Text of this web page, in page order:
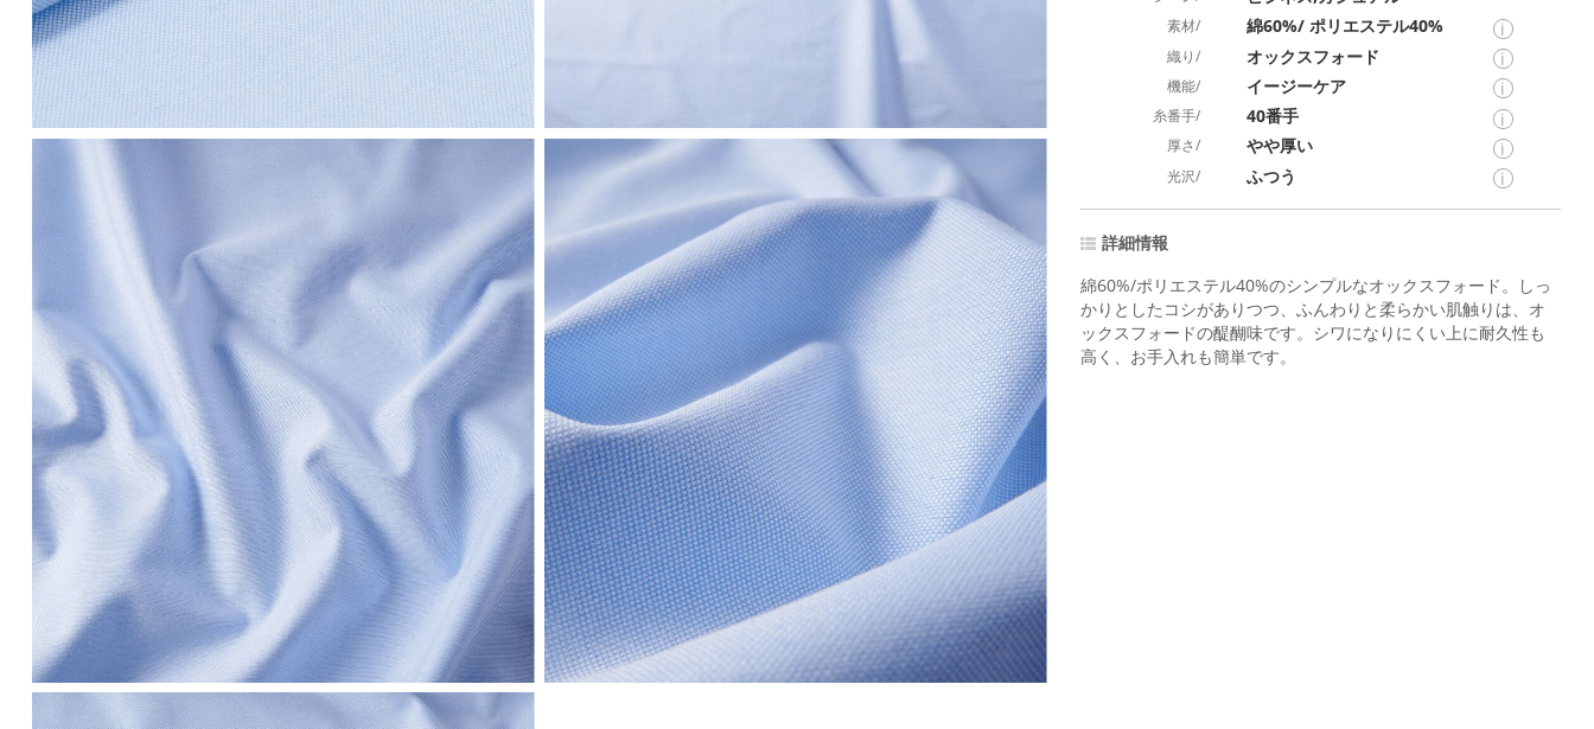
素材/ 綿60%/ ポリエステル40% i
織り/ オックスフォード i
機能/ イージーケア i
糸番手/ 40番手 i
厚さ/ やや厚い i
光沢/ ふつう i
詳細情報
綿60%/ポリエステル40%のシンプルなオックスフォード。しっ
かりとしたコシがありつつ、ふんわりと柔らかい肌触りは、オ
ックスフォードの醍醐味です。シワになりにくい上に耐久性も
高く、お手入れも簡単です。